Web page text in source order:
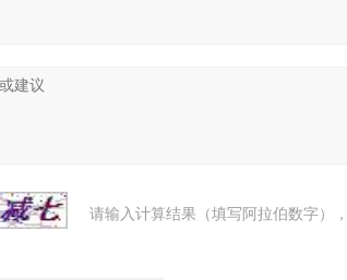
请输入计算结果（填写阿拉伯数字）